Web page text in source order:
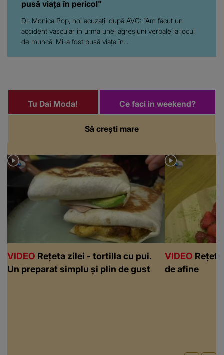
pusă viața în pericol"
Dr. Monica Pop, noi acuzații după AVC: "Am făcut un
accident vascular în urma unei agresiuni verbale la locul
de muncă. Mi-a fost pusă viața în...
Să crești mare
Tu Dai Moda! Ce faci in weekend?
VIDEO Rețeta zilei - tortilla cu pui.
Un preparat simplu și plin de gust
VIDEO
de afine